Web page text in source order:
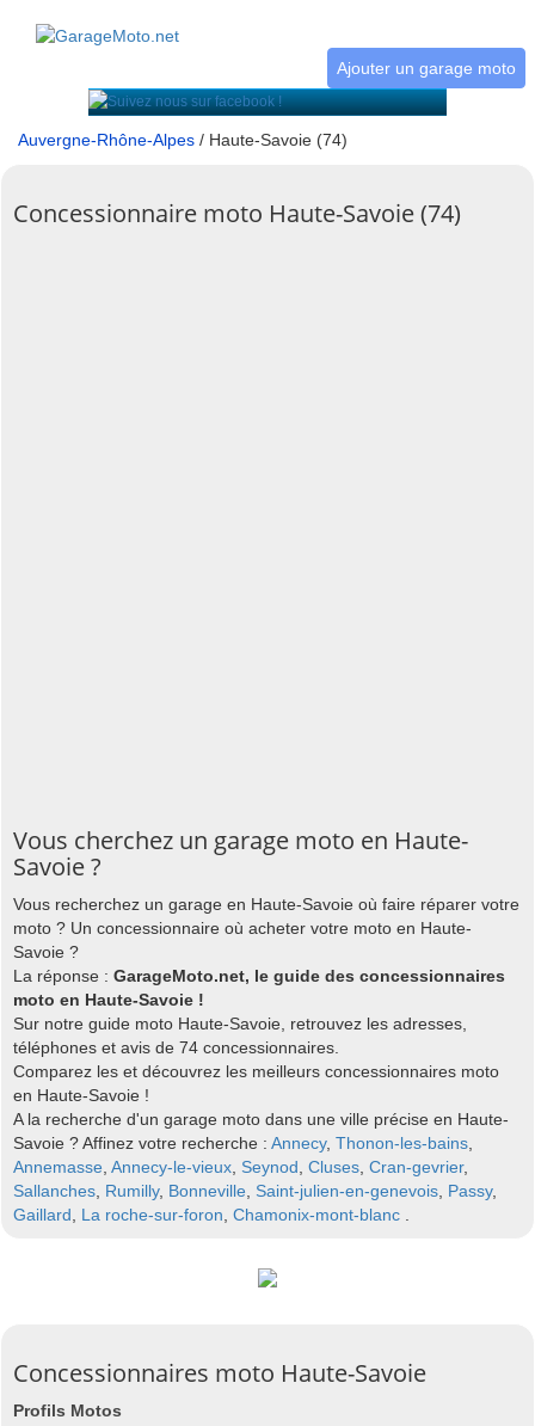
Ajouter un garage moto
Auvergne-Rhône-Alpes / Haute-Savoie (74)
Concessionnaire moto Haute-Savoie (74)
Vous cherchez un garage moto en Haute-
Savoie ?
Vous recherchez un garage en Haute-Savoie où faire réparer votre
moto ? Un concessionnaire où acheter votre moto en Haute-
Savoie ?
La réponse : GarageMoto.net, le guide des concessionnaires
moto en Haute-Savoie !
Sur notre guide moto Haute-Savoie, retrouvez les adresses,
téléphones et avis de 74 concessionnaires.
Comparez les et découvrez les meilleurs concessionnaires moto
en Haute-Savoie !
A la recherche d'un garage moto dans une ville précise en Haute-
Savoie ? Affinez votre recherche : Annecy, Thonon-les-bains,
Annemasse, Annecy-le-vieux, Seynod, Cluses, Cran-gevrier,
Sallanches, Rumilly, Bonneville, Saint-julien-en-genevois, Passy,
Gaillard, La roche-sur-foron, Chamonix-mont-blanc .
Concessionnaires moto Haute-Savoie
Profils Motos